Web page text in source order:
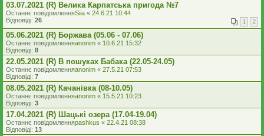
03.07.2021 (R) Велика Карпатська пригода №7
Останнє повідомленняSiia « 24.6.21 10:44
Відповіді: 26 1 2
05.06.2021 (R) Боржава (05.06 - 07.06)
Останнє повідомленняanonim « 10.6.21 15:32
Відповіді: 8
22.05.2021 (R) В пошуках Бабака (22.05-24.05)
Останнє повідомленняanonim « 27.5.21 07:53
Відповіді: 7
08.05.2021 (R) Качанівка (08-10.05)
Останнє повідомленняanonim « 15.5.21 10:23
Відповіді: 3
17.04.2021 (R) Шацькі озера (17.04-19.04)
Останнє повідомленняpashkus « 22.4.21 08:38
Відповіді: 13